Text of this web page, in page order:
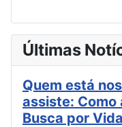
Últimas
Quem está
assiste: Como
Busca por